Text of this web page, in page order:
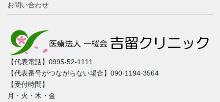
お問い合わせ
【代表電話】0995-52-1111
【代表番号がつながらない場合】090-1194-3564
【受付時間】
月・火・木・金